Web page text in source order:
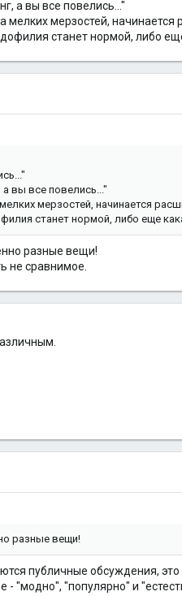
а вы все повелись..."
мелких мерзостей,
станет нормой, либо
вы все повелись..."
мерзостей, начинается
станет нормой, либо еще
разные вещи!
не сравнимое.
разные вещи!
публичные обсуждения,
"модно", "популярно" и